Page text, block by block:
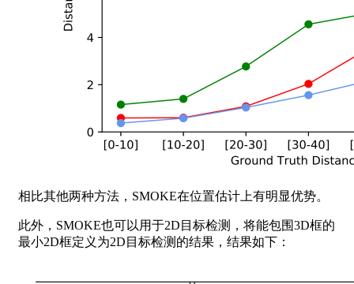
相比其他两种方法，SMOKE在位置估计上有明显优势。
此外，SMOKE也可以用于2D目标检测，将能包围3D框的
最小2D框定义为2D目标检测的结果，结果如下：